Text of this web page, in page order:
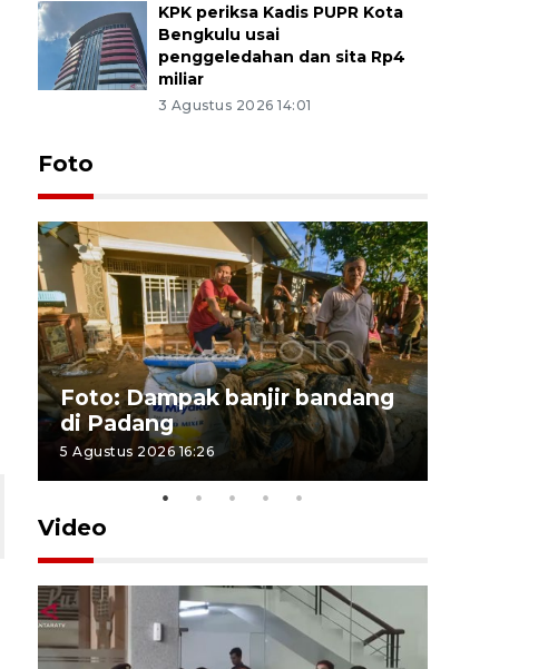
KPK periksa Kadis PUPR Kota
Bengkulu usai
penggeledahan dan sita Rp4
miliar
3 Agustus 2026 14:01
Foto
Foto: Dampak banjir bandang
di Padang
5 Agustus 2026 16:26
Video